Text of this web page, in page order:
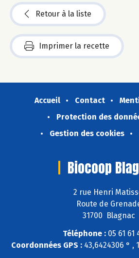
Retour à la liste
Imprimer la recette
Accueil Contact
Protection des
Gestion des cookies
Biocoop
2 rue Henri
Route de
31700 Blagnac
Téléphone : 05 61 61
Coordonnées GPS : 43,6424306 ° ,